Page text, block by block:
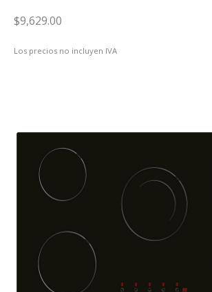
$9,629.00
Los precios no incluyen IVA